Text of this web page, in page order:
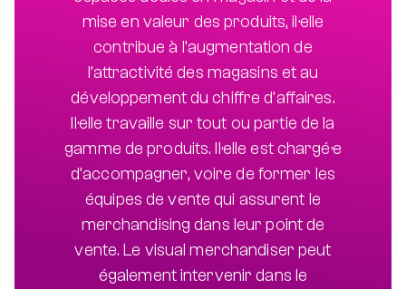
mise en valeur des produits, il·elle
contribue à l’augmentation de
l’attractivité des magasins et au
développement du chiffre d’affaires.
Il·elle travaille sur tout ou partie de la
gamme de produits. Il·elle est chargé·e
d’accompagner, voire de former les
équipes de vente qui assurent le
merchandising dans leur point de
vente. Le visual merchandiser peut
également intervenir dans le